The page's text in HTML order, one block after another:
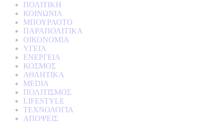
ΠΟΛΙΤΙΚΗ
ΚΟΙΝΩΝΙΑ
ΜΠΟΥΡΛΟΤΟ
ΠΑΡΑΠΟΛΙΤΙΚΑ
ΟΙΚΟΝΟΜΙΑ
ΥΓΕΙΑ
ΕΝΕΡΓΕΙΑ
ΚΟΣΜΟΣ
ΑΘΛΗΤΙΚΑ
MEDIA
ΠΟΛΙΤΙΣΜΟΣ
LIFESTYLE
ΤΕΧΝΟΛΟΓΙΑ
ΑΠΟΨΕΙΣ